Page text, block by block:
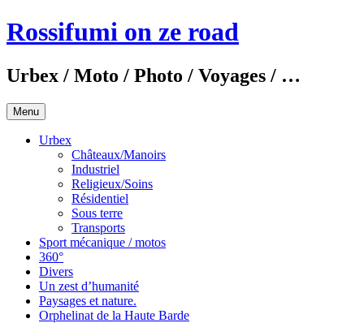
Aller
au
principal
Rossifumi on ze road
Urbex / Moto / Photo / Voyages / …
Menu
Urbex
Châteaux/Manoirs
Industriel
Religieux/Soins
Résidentiel
Sous terre
Transports
Sport mécanique / motos
360°
Divers
Un zest d’humanité
Paysages et nature.
Orphelinat de la Haute Barde